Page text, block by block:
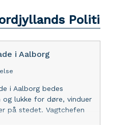
Politi
i Aalborg
i Aalborg bedes
lukke for døre, vinduer
på stedet. Vagtchefen